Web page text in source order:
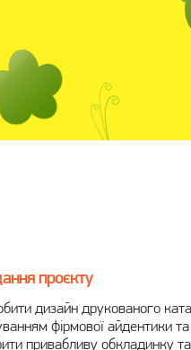
проєкту
дизайндрукованого
фірмової айдентики
привабливу обкладинку